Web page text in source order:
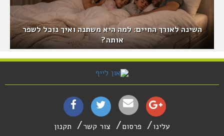
השינה לאורך החיים: למה היא משתנה ואיך נוכל לשפר
אותה?
עלינו פרסום צור קשר תקנון